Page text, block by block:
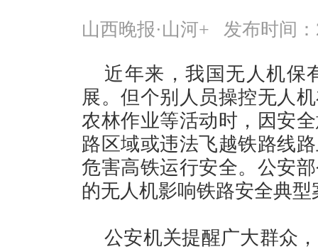
山西晚报·山河+ 发布时间：
近年来，我国无人机保
展。但个别人员操控无人
农林作业等活动时，因安
路区域或违法飞越铁路线
危害高铁运行安全。公安
的无人机影响铁路安全典型
公安机关提醒广大群众